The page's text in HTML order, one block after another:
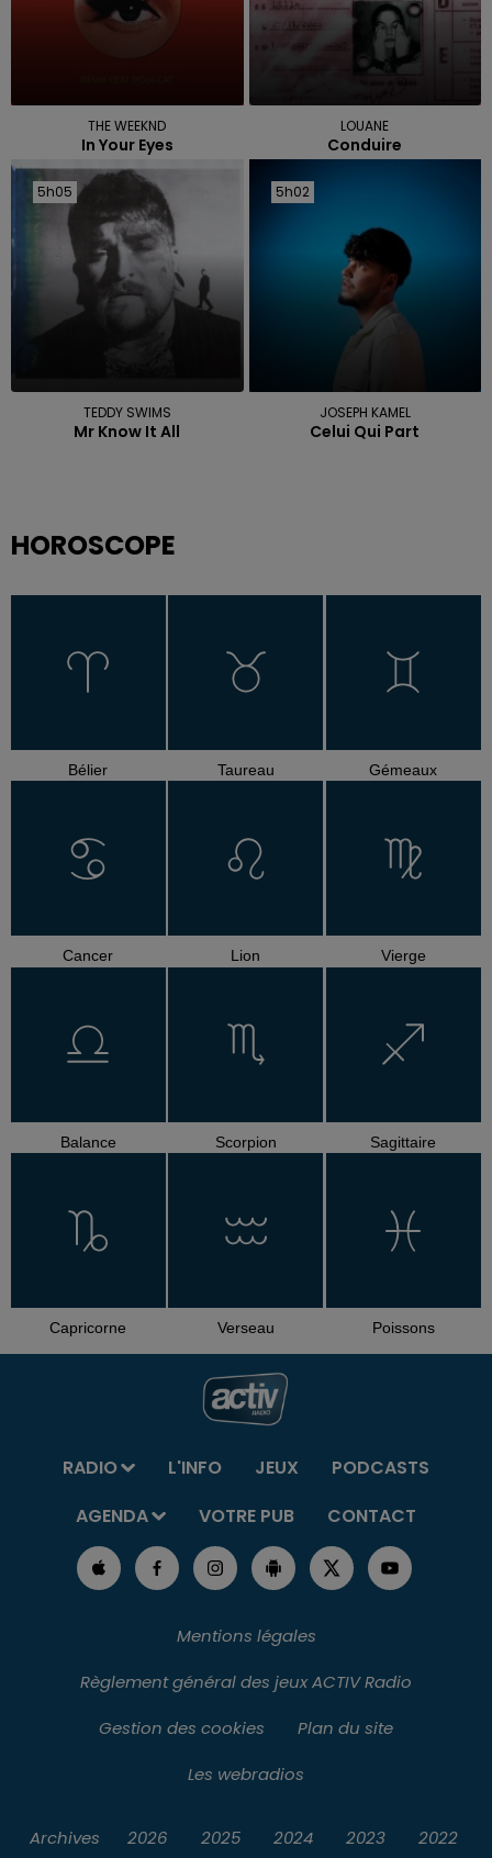
THE WEEKND
In Your Eyes
LOUANE
Conduire
5h05
5h05
TEDDY SWIMS
Mr Know It All
5h02
5h02
JOSEPH KAMEL
Celui Qui Part
HOROSCOPE
Bélier Taureau Gémeaux
Cancer Lion Vierge
Balance Scorpion Sagittaire
Capricorne Verseau Poissons
RADIO L'INFO JEUX
PODCASTS
AGENDA
VOTRE PUB CONTACT
Mentions légales
Règlement général des jeux ACTIV Radio
Gestion des cookies
Plan du site
Les webradios
Archives 2026 2025 2024 2023 2022